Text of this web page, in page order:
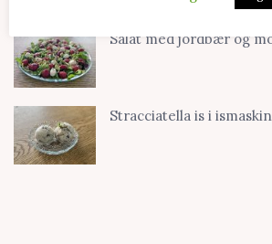
Salat med jordbær og
Stracciatella is i